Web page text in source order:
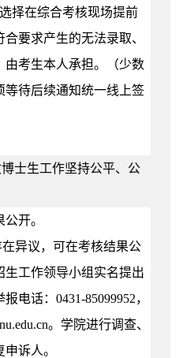
择在综合考核现场提前
要求产生的无法录取、
由考生本人承担。（少数
等待后续通知统一线上签
士生工作坚持公平、公
开。
异议，可在考核结果公
工作领导小组实名提出
电话：0431-85099952，
。学院进行调查、
诉人。